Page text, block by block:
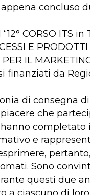
concluso
CORSO ITS in
E
IL
finanziati da
di consegna
che
completato i
e
Sono
questi due